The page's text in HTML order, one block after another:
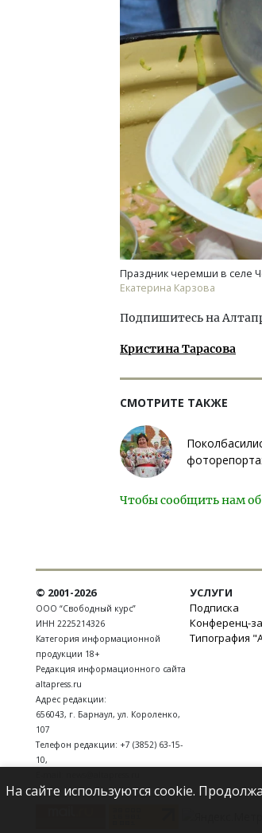
Праздник черемши в селе
Екатерина Карзова
Подпишитесь на
Кристина Тарасова
СМОТРИТЕ ТАКЖЕ
Чтобы сообщить нам
© 2001-2026
ООО “Свободный курс”
ИНН 2225214326
Категория информационной
продукции 18+
Редакция информационного сайта
altapress.ru
Адрес редакции:
656043, г. Барнаул, ул. Короленко,
107
Телефон редакции: +7 (3852) 63-15-
10,
УСЛУГИ
Подписка
Конференц-
Типография
На сайте используются cookie.